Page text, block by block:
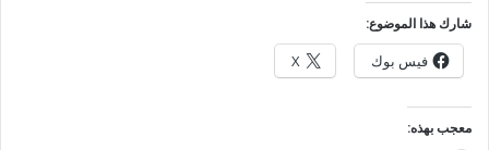
شارك هذا الموضوع:
فيس بوك X
معجب بهذه: